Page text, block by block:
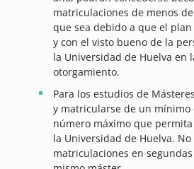
matriculaciones de menos
que sea debido a que el
y con el visto bueno de la
la Universidad de Huelva en
otorgamiento.
Para los estudios de
y matricularse de un mínimo
número máximo que
la Universidad de Huelva.
matriculaciones en